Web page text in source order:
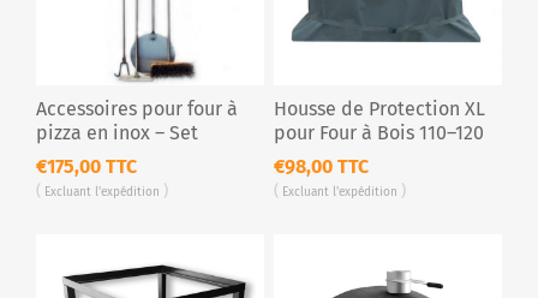
Accessoires pour four à
pizza en inox – Set
complet 4 pièces
€175,00 TTC
Excluant l'expédition
Housse de Protection XL
pour Four à Bois 110–120
cm
€98,00 TTC
Excluant l'expédition